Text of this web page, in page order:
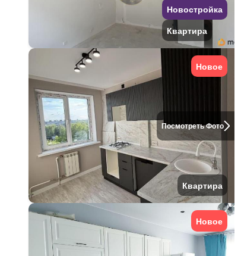
Новостройка
Квартира
Посмотреть Фото
Новое
Квартира
Новое